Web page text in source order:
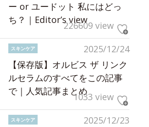
ー or ユードット 私にはどっ
ち？｜Editor’s view226609 view
2025/12/24
スキンケア
【保存版】オルビス ザ リンク
ルセラムのすべてをこの記事
で｜人気記事まとめ1033 view
2025/12/23
スキンケア